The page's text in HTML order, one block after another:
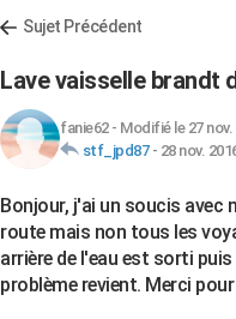
Sujet Précédent
Lave vaisselle brandt
fanie62- Modifié le 27 nov.
stf_jpd87- 28 nov.
Bonjour, j'ai un soucis avec
route mais non tous les
arrière de l'eau est sorti
problème revient. Merci